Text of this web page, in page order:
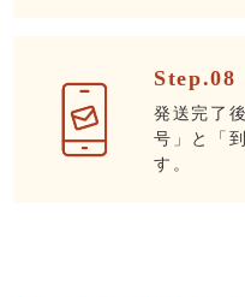
Step.08
発送完了
号」と「
す。